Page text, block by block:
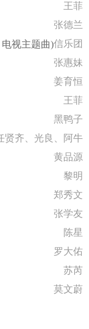
王菲
张德兰
视主题曲)信乐团
张惠妹
姜育恒
王菲
黑鸭子
贤齐、光良、阿牛
黄品源
黎明
郑秀文
张学友
陈星
罗大佑
苏芮
莫文蔚